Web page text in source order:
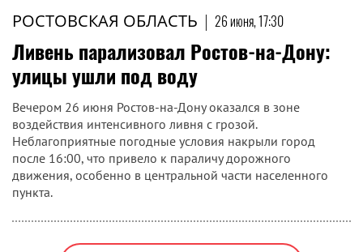
РОСТОВСКАЯ ОБЛАСТЬ | 26 июня, 17:30
Ливень парализовал Ростов-на-Дону:
улицы ушли под воду
Вечером 26 июня Ростов-на-Дону оказался в зоне
воздействия интенсивного ливня с грозой.
Неблагоприятные погодные условия накрыли город
после 16:00, что привело к параличу дорожного
движения, особенно в центральной части населенного
пункта.